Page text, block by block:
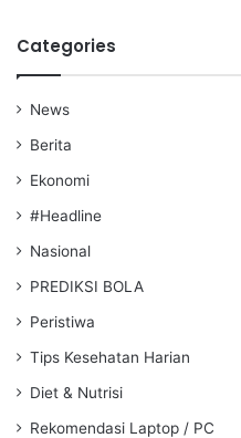
Categories
News
Berita
Ekonomi
#Headline
Nasional
PREDIKSI BOLA
Peristiwa
Tips Kesehatan Harian
Diet & Nutrisi
Rekomendasi Laptop / PC